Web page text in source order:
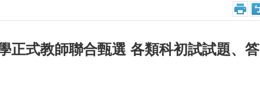
正式教師聯合甄選 各類科初試試題、答